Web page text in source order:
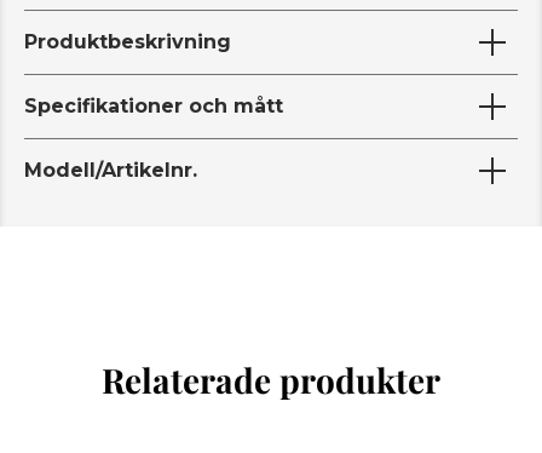
Produktbeskrivning
Specifikationer och mått
Modell/Artikelnr.
Relaterade produkter